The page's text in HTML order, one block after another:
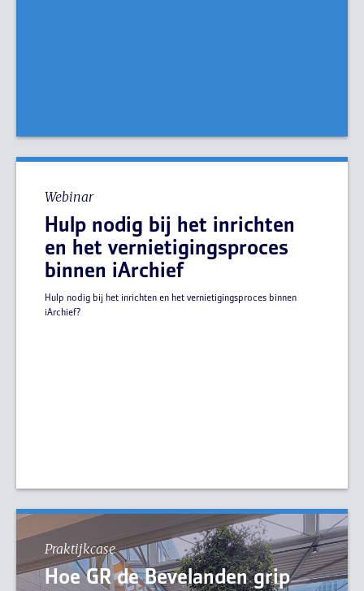
Webinar
Hulp nodig bij het inrichten
en het vernietigingsproces
binnen iArchief
Hulp nodig bij het inrichten en het vernietigingsproces binnen
iArchief?
Praktijkcase
Hoe GR de Bevelanden grip